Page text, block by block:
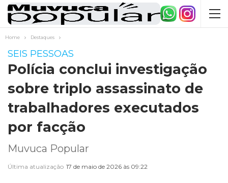
Home Destaques
SEIS PESSOAS
Polícia conclui investigação
sobre triplo assassinato de
trabalhadores executados
por facção
Muvuca Popular
Última atualização 17 de maio de 2026 às 09:22